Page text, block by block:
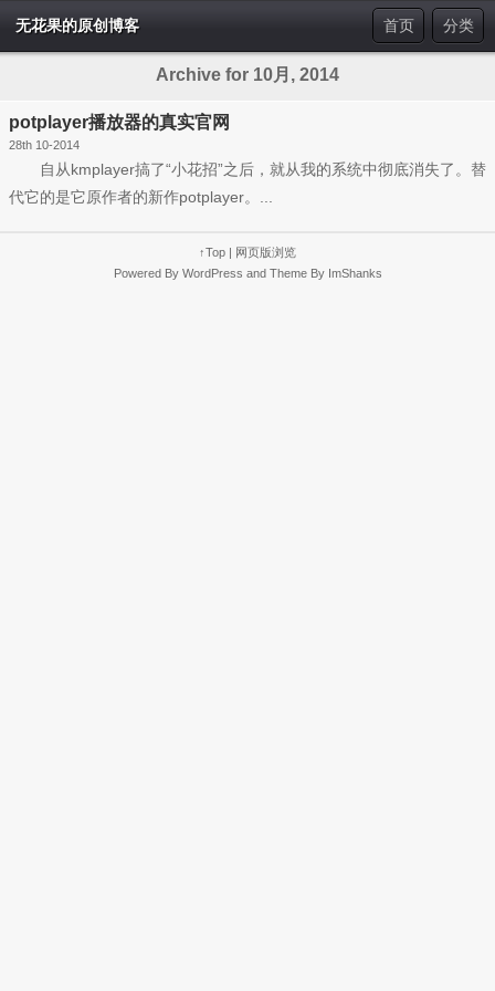
无花果的原创博客 分类
首页
Archive for 10月, 2014
potplayer播放器的真实官网
28th 10-2014
自从kmplayer搞了“小花招”之后，就从我的系统中彻底消失了。替
代它的是它原作者的新作potplayer。...
↑Top | 网页版浏览
Powered By WordPress and Theme By ImShanks